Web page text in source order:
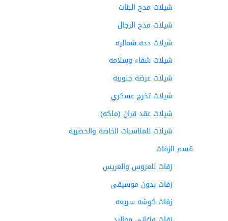
شيلات مدح البنات
شيلات مدح الرجال
شيلات دحه شماليه
شيلات شفاء وسلامه
شيلات عرضه جنوبيه
شيلات تخرج عسكري
شيلات عقد قران (ملكه)
شيلات للمناسبات الخاصه والحصريه
قسم الزفات
زفات للعروس والعريس
زفات بدون موسيقى
زفات كوشه سريعه